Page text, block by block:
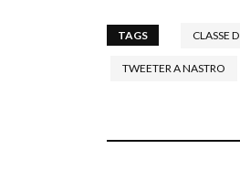
TAGS CLASSE D
TWEETER A NASTRO